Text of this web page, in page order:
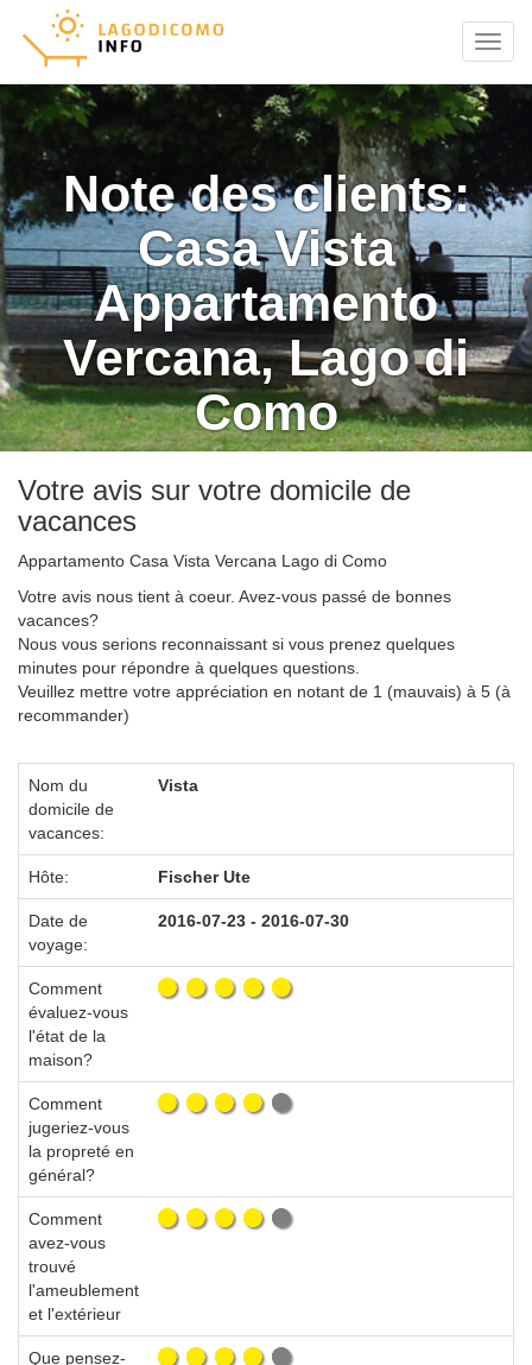
Menu
Note des clients:
Casa Vista
Appartamento
Vercana, Lago di
Como
Votre avis sur votre domicile de
vacances
Appartamento Casa Vista Vercana Lago di Como
Votre avis nous tient à coeur. Avez-vous passé de bonnes
vacances?
Nous vous serions reconnaissant si vous prenez quelques
minutes pour répondre à quelques questions.
Veuillez mettre votre appréciation en notant de 1 (mauvais) à 5 (à
recommander)
Nom du
domicile de
vacances:
Vista
Hôte: Fischer Ute
Date de
voyage:
2016-07-23 - 2016-07-30
Comment
évaluez-vous
l'état de la
maison?
Comment
jugeriez-vous
la propreté en
général?
Comment
avez-vous
trouvé
l'ameublement
et l'extérieur
Que pensez-